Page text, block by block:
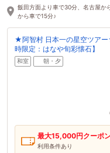
飯田方面より車で30分、名古屋か
から車で15分♪
★阿智村 日本一の星空ツア
時限定：はなや旬彩懐石】
和室 朝・夕
最大15,000円クーポ
利用条件あり